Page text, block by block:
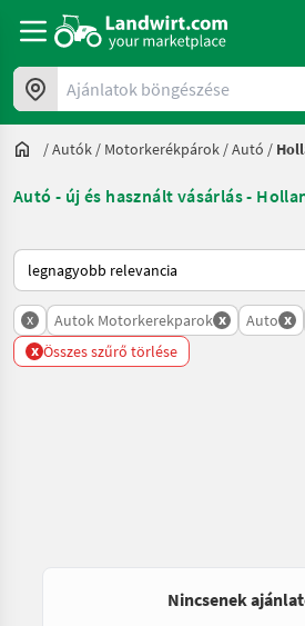
Ajánlatok böngészése
/Autók / Motorkerékpárok /Autó /
Autó - új és használt vásárlás -
Így van sorba rendezve a Landwirt.com-
x Autok Motorkerekparok x Auto x
x Összes szűrő törlése
Nincsenek